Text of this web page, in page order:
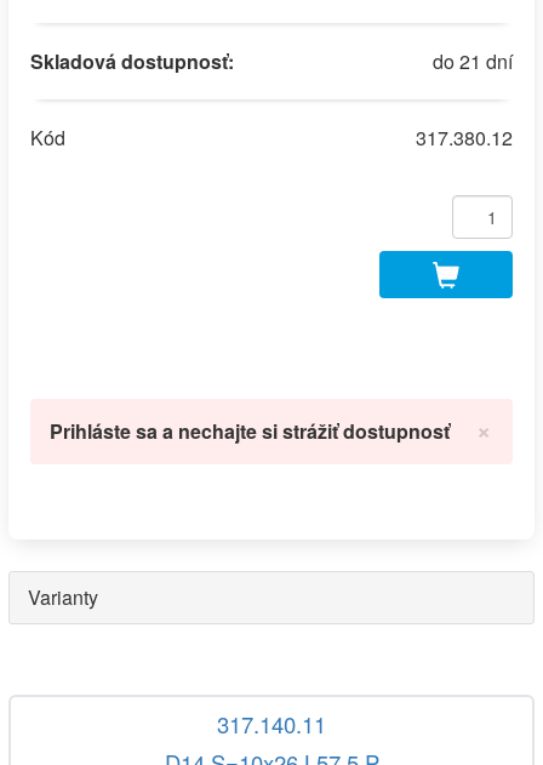
Skladová dostupnosť: do 21 dní
Kód 317.380.12
×
Prihláste sa a nechajte si strážiť dostupnosť
Varianty
317.140.11